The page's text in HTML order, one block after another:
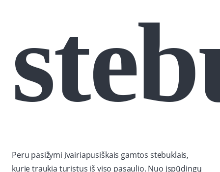
Peru pasižymi įvairiapusiškais gamtos stebuklais,
kurie traukia turistus iš viso pasaulio. Nuo įspūdingų